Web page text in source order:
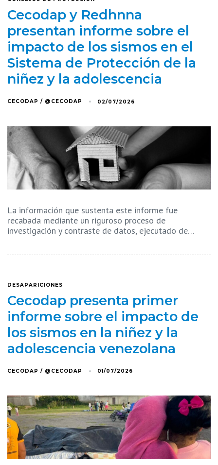
Cecodap y Redhnna
presentan informe sobre el
impacto de los sismos en el
Sistema de Protección de la
niñez y la adolescencia
CECODAP / @CECODAP 02/07/2026
La información que sustenta este informe fue
recabada mediante un riguroso proceso de
investigación y contraste de datos, ejecutado de…
DESAPARICIONES
Cecodap presenta primer
informe sobre el impacto de
los sismos en la niñez y la
adolescencia venezolana
CECODAP / @CECODAP 01/07/2026